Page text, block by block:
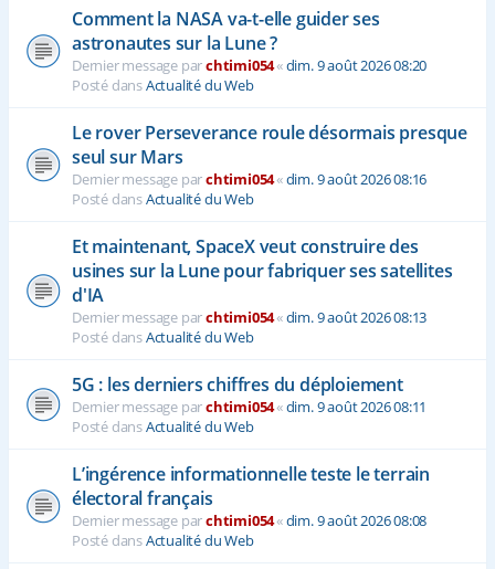
Comment la NASA va-t-elle guider ses
astronautes sur la Lune ?
Dernier message parchtimi054«dim. 9 août 2026 08:20
Posté dansActualité du Web
Le rover Perseverance roule désormais presque
seul sur Mars
Dernier message parchtimi054«dim. 9 août 2026 08:16
Posté dansActualité du Web
Et maintenant, SpaceX veut construire des
usines sur la Lune pour fabriquer ses satellites
d'IA
Dernier message parchtimi054«dim. 9 août 2026 08:13
Posté dansActualité du Web
5G : les derniers chiffres du déploiement
Dernier message parchtimi054«dim. 9 août 2026 08:11
Posté dansActualité du Web
L’ingérence informationnelle teste le terrain
électoral français
Dernier message parchtimi054«dim. 9 août 2026 08:08
Posté dansActualité du Web